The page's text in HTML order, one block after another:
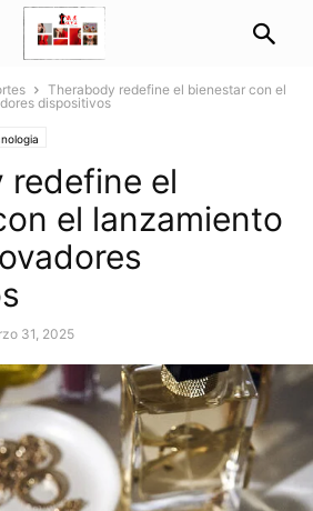
Therabody redefine el bienestar con el
dispositivos
redefine el
el lanzamiento
31, 2025